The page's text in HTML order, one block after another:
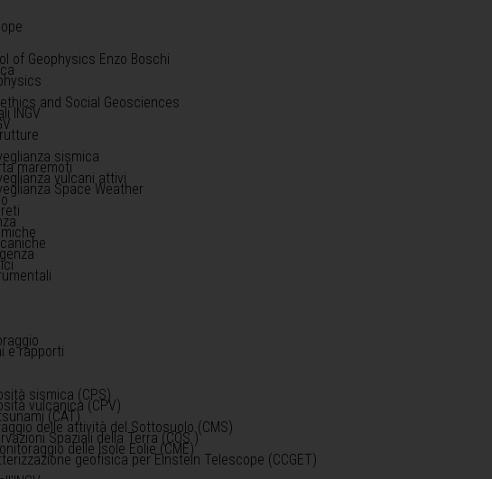
of Geophysics Enzo Boschi
and Social Geosciences
INGV
sismica
maremoti
vulcani attivi
Space Weather
e rapporti
sismica (CPS)
vulcanica (CPV)
(CAT)
delle attività del Sottosuolo (CMS)
Spaziali della Terra (COS )
delle Isole Eolie (CME)
geofisica per Einstein Telescope (CCGET)